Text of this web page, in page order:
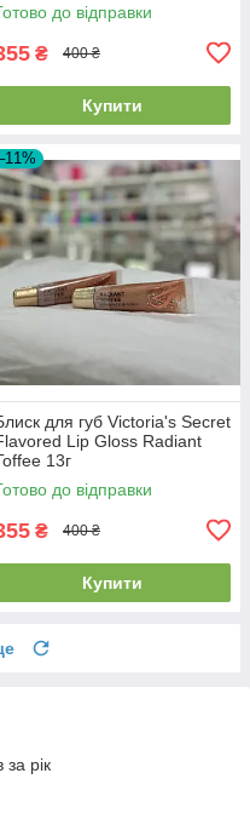
до відправки
₴ 400 ₴
Купити
для губ Victoria's Secret
Lip Gloss Radiant
13г
до відправки
₴ 400 ₴
Купити
за рік